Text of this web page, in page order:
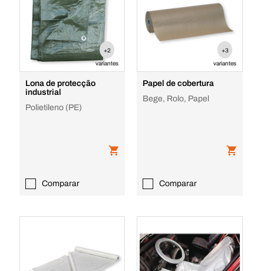
+2
variantes
Lona de protecção
industrial
Polietileno (PE)
Comparar
+3
variantes
Papel de cobertura
Bege, Rolo, Papel
Comparar